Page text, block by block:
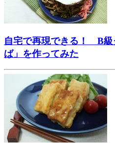
自宅で再現できる！ B級
ば」を作ってみた